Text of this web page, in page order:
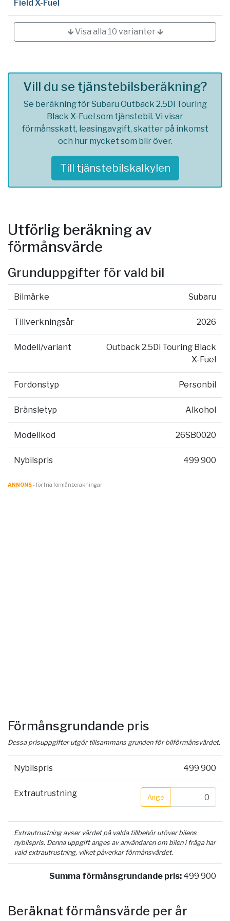
Field X-Fuel
🡳 Visa alla 10 varianter 🡳
Vill du se tjänstebilsberäkning?
Se beräkning för Subaru Outback 2.5Di Touring
Black X-Fuel som tjänstebil. Vi visar
förmånsskatt, leasingavgift, skatter på inkomst
och hur mycket som blir över.
Till tjänstebilskalkylen
Utförlig beräkning av
förmånsvärde
Grunduppgifter för vald bil
Bilmärke Subaru
Tillverkningsår 2026
Modell/variant
Outback 2.5Di Touring Black
X-Fuel
Fordonstyp Personbil
Bränsletyp Alkohol
Modellkod 26SB0020
Nybilspris 499 900
ANNONS- för fria förmånberäkningar
Förmånsgrundande pris
Dessa prisuppgifter utgör tillsammans grunden för bilförmånsvärdet.
Nybilspris 499 900
Extrautrustning Ange
Extrautrustning avser värdet på valda tillbehör utöver bilens
nybilspris. Denna uppgift anges av användaren om bilen i fråga har
vald extrautrustning, vilket påverkar förmånsvärdet.
Summa förmånsgrundande pris: 499 900
Beräknat förmånsvärde per år